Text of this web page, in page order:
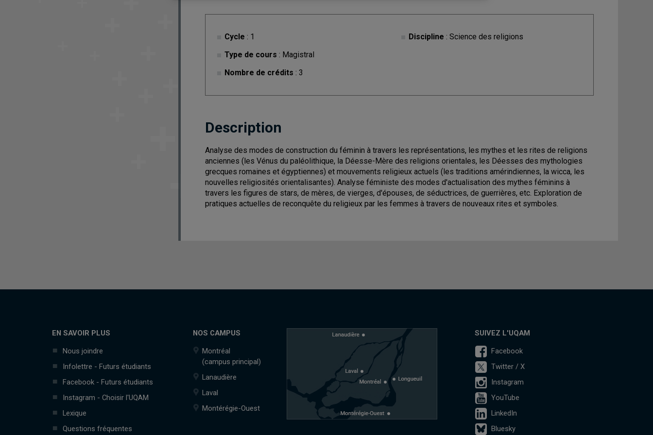
Cycle : 1
Type de cours : Magistral
Nombre de crédits : 3
Discipline : Science des religions
Description
Analyse des modes de construction du féminin à travers les représentations, les mythes et les rites de religions
anciennes (les Vénus du paléolithique, la Déesse-Mère des religions orientales, les Déesses des mythologies
grecques romaines et égyptiennes) et mouvements religieux actuels (les traditions amérindiennes, la wicca, les
nouvelles religiosités orientalisantes). Analyse féministe des modes d'actualisation des mythes féminins à
travers les figures de stars, de mères, de vierges, d'épouses, de séductrices, de guerrières, etc. Exploration de
pratiques actuelles de reconquête du religieux par les femmes à travers de nouveaux rites et symboles.
EN SAVOIR PLUS
Nous joindre
Infolettre - Futurs étudiants
Facebook - Futurs étudiants
Instagram - Choisir l'UQAM
Lexique
Questions fréquentes
NOS CAMPUS
Montréal
(campus principal)
Lanaudière
Laval
Montérégie-Ouest
SUIVEZ L'UQAM
Facebook
Twitter / X
Instagram
YouTube
LinkedIn
Bluesky